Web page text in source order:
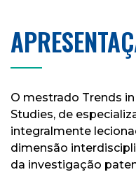
O mestrado Trends
Studies, de
integralmente
dimensão
da investigação